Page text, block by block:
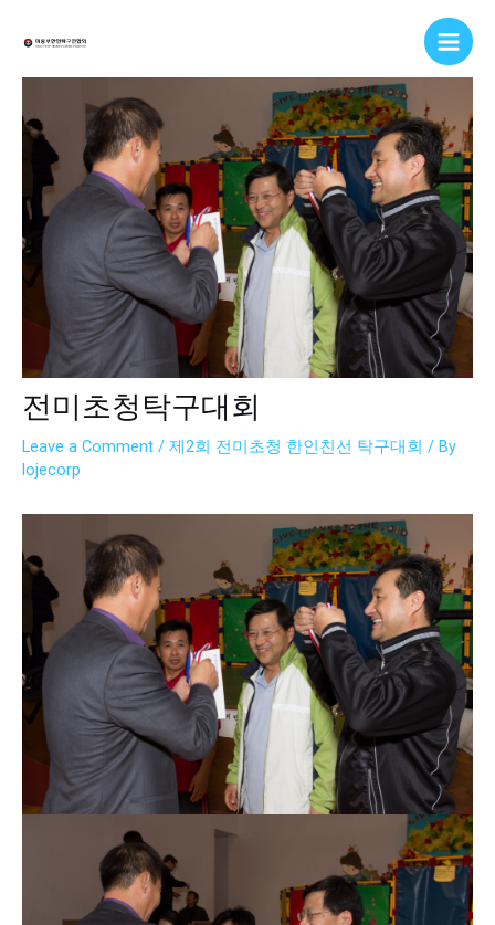
Main
전미초청탁구대회
Leave a Comment / 제2회 전미초청 한인친선 탁구대회 / By
lojecorp
navigation